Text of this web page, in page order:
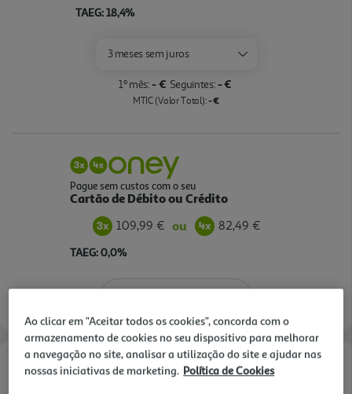
TAEG: 18,4%
3 meses sem juros
1º mês:- € Seguintes:- €
MTIC (Valor Total):- €
Pague sem custos com o seu
Cartão de Débito ou Crédito
109,99 € ou 82,49 €
TAEG: 0,0%
Saiba mais
Ao clicar em "Aceitar todos os cookies", concorda com o
armazenamento de cookies no seu dispositivo para melhorar
a navegação no site, analisar a utilização do site e ajudar nas
nossas iniciativas de marketing. Política de Cookies